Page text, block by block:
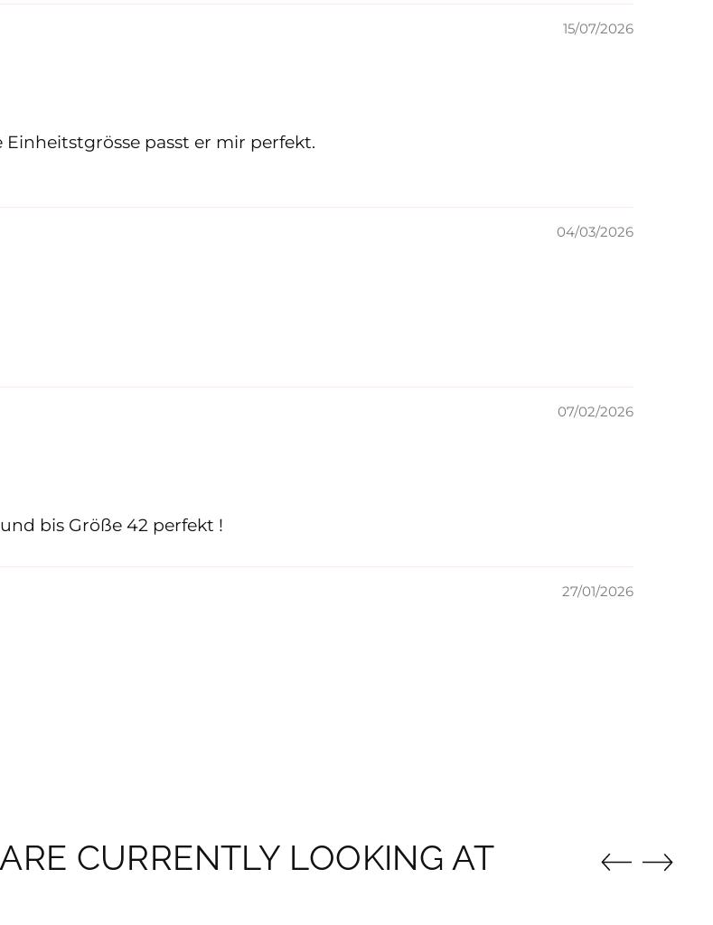
15/07/2026
passt er mir perfekt.
04/03/2026
07/02/2026
bis Größe 42 perfekt !
27/01/2026
CURRENTLY LOOKING AT
nächste Bestellung